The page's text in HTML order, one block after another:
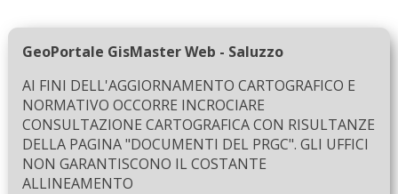
GeoPortale GisMaster Web - Saluzzo
AI FINI DELL'AGGIORNAMENTO CARTOGRAFICO E
NORMATIVO OCCORRE INCROCIARE
CONSULTAZIONE CARTOGRAFICA CON RISULTANZE
DELLA PAGINA "DOCUMENTI DEL PRGC". GLI UFFICI
NON GARANTISCONO IL COSTANTE
ALLINEAMENTO